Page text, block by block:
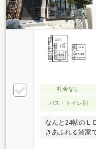
礼金なし
バス・トイレ別
なんと24帖のＬ
きあふれる貸家